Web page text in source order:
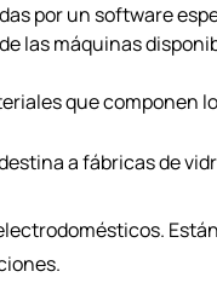
por un software
las máquinas
que componen
a fábricas de